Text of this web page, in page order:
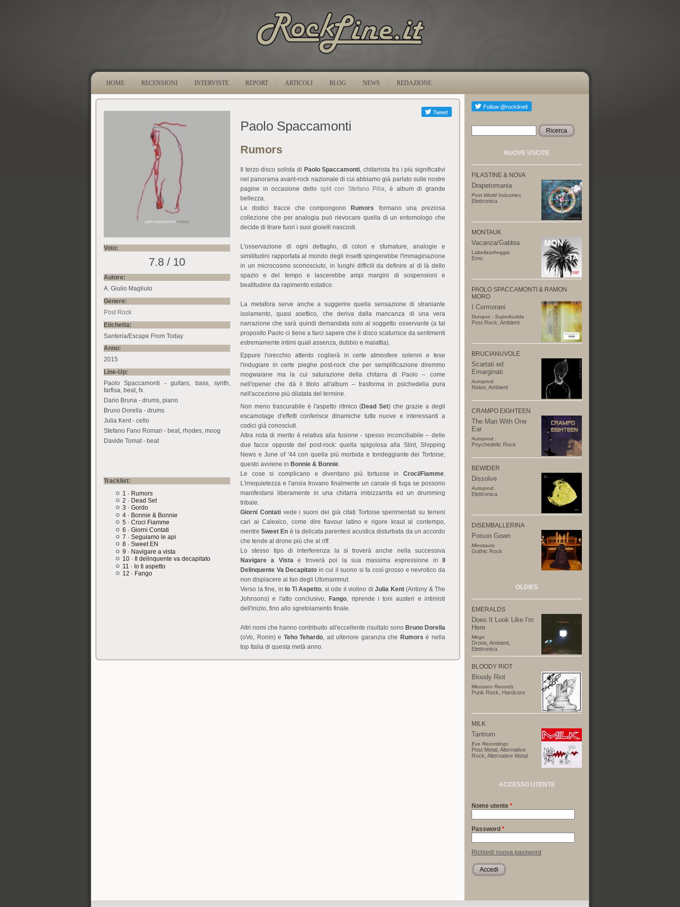
HOME RECENSIONI INTERVISTE REPORT ARTICOLI BLOG NEWS REDAZIONE
Voto:
7.8 / 10
Autore:
A. Giulio Magliulo
Genere:
Post Rock
Etichetta:
Santeria/Escape From Today
Anno:
2015
Line-Up:
Paolo Spaccamonti - guitars, bass, synth,
farfisa, beat, fx
Dario Bruna - drums, piano
Bruno Dorella - drums
Julia Kent - cello
Stefano Fano Roman - beat, rhodes, moog
Davide Tomat - beat
Tracklist:
1 · Rumors
2 · Dead Set
3 · Gordo
4 · Bonnie & Bonnie
5 · Croci Fiamme
6 · Giorni Contati
7 · Seguiamo le api
8 · Sweet EN
9 · Navigare a vista
10 · Il delinquente va decapitato
11 · Io ti aspetto
12 · Fango
Paolo Spaccamonti
Rumors
Il terzo disco solista di Paolo Spaccamonti, chitarrista tra i più significativi
nel panorama avant-rock nazionale di cui abbiamo già parlato sulle nostre
pagine in occasione dello split con Stefano Pilia, è album di grande
bellezza.
Le dodici tracce che compongono
Rumors formano una preziosa
collezione che per analogia può rievocare quella di un entomologo che
decide di tirare fuori i suoi gioielli nascosti.
L'osservazione di ogni dettaglio, di colori e sfumature, analogie e
similitudini rapportata al mondo degli insetti spingerebbe l'immaginazione
in un microcosmo sconosciuto, in luoghi difficili da definire al di là dello
spazio e del tempo e lascerebbe ampi margini di sospensioni e
beatitudine da rapimento estatico.
La metafora serve anche a suggerire quella sensazione di straniante
isolamento, quasi asettico, che deriva dalla mancanza di una vera
narrazione che sarà quindi demandata solo al soggetto osservante (a tal
proposito Paolo ci tiene a farci sapere che il disco scaturisce da sentimenti
estremamente intimi quali assenza, dubbio e malattia).
Eppure l'orecchio attento coglierà in certe atmosfere solenni e tese
l'indugiare in certe pieghe post-rock che per semplificazione diremmo
mogwaiane ma la cui saturazione della chitarra di Paolo – come
nell'opener che dà il titolo all'album – trasforma in psichedelia pura
nell'accezione più dilatata del termine.
Non meno trascurabile è l'aspetto ritmico (Dead Set) che grazie a degli
escamotage d'effetti conferisce dinamiche tutte nuove e interessanti a
codici già conosciuti.
Altra nota di merito è relativa alla fusione - spesso inconciliabile – delle
due facce opposte del post-rock: quella spigolosa alla Slint, Shipping
News e June of '44 con quella più morbida e tondeggiante dei Tortoise;
questo avviene in Bonnie & Bonnie.
Le cose si complicano e diventano più tortuose in Croci/Fiamme.
L'irrequietezza e l'ansia trovano finalmente un canale di fuga se possono
manifestarsi liberamente in una chitarra imbizzarrita ed un drumming
tribale.
Giorni Contativede i suoni dei già citati Tortoise sperimentati su terreni
cari ai Calexico, come dire flavour latino e rigore kraut al contempo,
mentreSweet En è la delicata parentesi acustica disturbata da un accordo
che tende al drone più che al riff.
Lo stesso tipo di interferenza la si troverà anche nella successiva
Navigare a Vistae troverà poi la sua massima espressione in
Delinquente Va Decapitato in cui il suono si fa così grosso e nevrotico da
non dispiacere ai fan degli Ufomammut.
Verso la fine, in Io Ti Aspetto, si ode il violino di Julia Kent(Antony & The
Johnsons) e l'atto conclusivo, Fango, riprende i toni austeri e intimisti
dell'inizio, fino allo sgretolamento finale.
Altri nomi che hanno contribuito all'eccellente risultato sono Bruno Dorella
(oVo, Ronin) e Teho Tehardo, ad ulteriore garanzia che Rumors è nella
top Italia di questa metà anno.
Form di ricerca
Ricerca
NUOVE USCITE
FILASTINE & NOVA
Drapetomania
Post World Industries
Elettronica
MONTAUK
Vacanza/Gabbia
Labellascheggia
Emo
PAOLO SPACCAMONTI & RAMON
MORO
I Cormorani
Dunque - Superbudda
Post Rock Ambient
BRUCIANUVOLE
Scartati ed
Emarginati
Autoprod.
Noise Ambient
CRAMPO EIGHTEEN
The Man With One
Ear
Autoprod..
Psychedelic Rock
BEWIDER
Dissolve
Autoprod..
Elettronica
DISEMBALLERINA
Poison Gown
Minotauro
Gothic Rock
OLDIES
EMERALDS
Does It Look Like I'm
Here
Mego
Drone Ambient
Elettronica
BLOODY RIOT
Bloody Riot
Meccano Records
Punk Rock Hardcore
MILK
Tantrum
Eve Recordings
Post Metal Alternative
Rock Alternative Metal
ACCESSO UTENTE
Nome utente *
Password *
Richiedi nuova password